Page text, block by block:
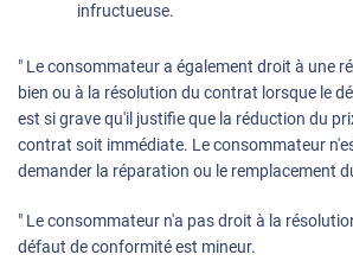
infructueuse.
" Le consommateur a également droit à une
bien ou à la résolution du contrat lorsque le
est si grave qu'il justifie que la réduction du
contrat soit immédiate. Le consommateur
demander la réparation ou le remplacement
" Le consommateur n'a pas droit à la
défaut de conformité est mineur.